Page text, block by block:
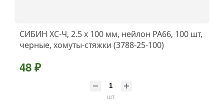
СИБИН ХС-Ч, 2.5 x 100 мм, нейлон РА66, 100 шт,
черные, хомуты-стяжки (3788-25-100)
48 ₽
шт